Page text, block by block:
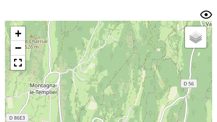
Trier par
Horodatage Photos
+
−